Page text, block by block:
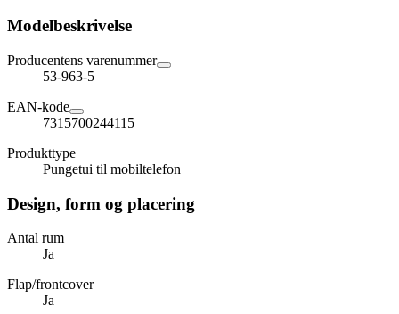
Modelbeskrivelse
Producentens varenummer
53-963-5
EAN-kode
7315700244115
Produkttype
Pungetui til mobiltelefon
Design, form og placering
Antal rum
Ja
Flap/frontcover
Ja